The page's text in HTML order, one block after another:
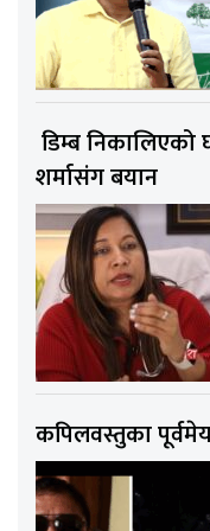
डिम्ब निकालिएको
शर्मासंग बयान
कपिलवस्तुका